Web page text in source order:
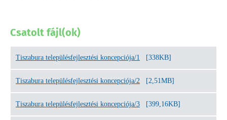
Csatolt fájl(ok)
Tiszabura településfejlesztési koncepciója/1 [338KB]
Tiszabura településfejlesztési koncepciója/2 [2,51MB]
Tiszabura településfejlesztési koncepciója/3 [399,16KB]